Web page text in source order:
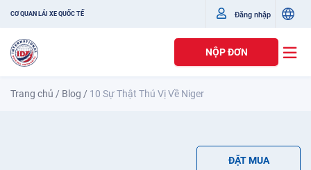
CƠ QUAN LÁI XE QUỐC TẾ Đăng nhập
NỘP ĐƠN
Trang chủ / Blog / 10 Sự Thật Thú Vị Về Niger
ĐẶT MUA